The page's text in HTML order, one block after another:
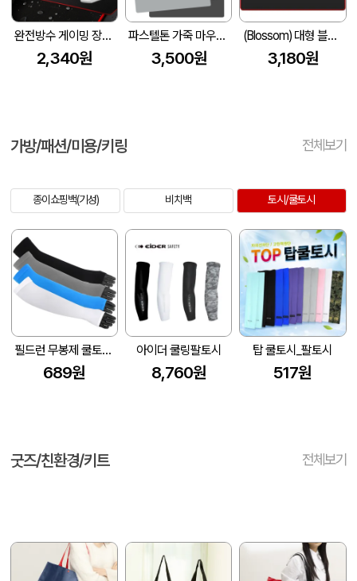
완전방수 게이밍 장패드 (780x300x5mm)
2,340원
파스텔톤 가죽 마우스장패드 (900X400X2mm)
3,500원
(Blossom) 대형 블랙 마우스패드 1P
3,180원
가방/패션/미용/키링 전체보기
종이쇼핑백(기성) 비치백 토시/쿨토시
필드런 무봉제 쿨토시 손등커버형 팔토시 작업토시 UV차단 // 인쇄제작가능
689원
아이더 쿨링팔토시
8,760원
탑 쿨토시_팔토시
517원
굿즈/친환경/키트 전체보기